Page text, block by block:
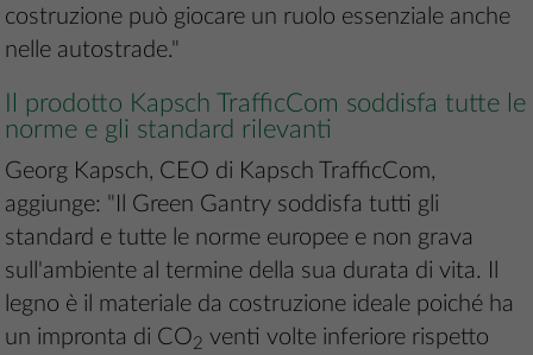
costruzione può giocare un ruolo essenziale anche
nelle autostrade."
Il prodotto Kapsch TrafficCom soddisfa tutte le
norme e gli standard rilevanti
Georg Kapsch, CEO di Kapsch TrafficCom,
aggiunge: "Il Green Gantry soddisfa tutti gli
standard e tutte le norme europee e non grava
sull'ambiente al termine della sua durata di vita. Il
legno è il materiale da costruzione ideale poiché ha
un impronta di CO2 venti volte inferiore rispetto